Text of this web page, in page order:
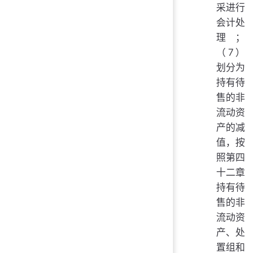
采进行
会计处
理；
（7）
划分为
持有待
售的非
流动资
产的减
值，按
照第四
十二章
持有待
售的非
流动资
产、处
置组和